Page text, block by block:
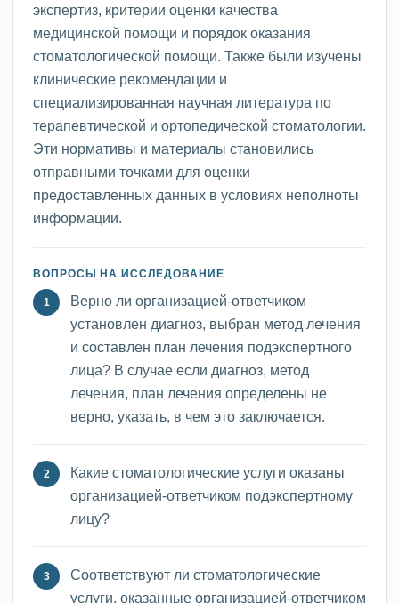
экспертиз, критерии оценки качества
медицинской помощи и порядок оказания
стоматологической помощи. Также были изучены
клинические рекомендации и
специализированная научная литература по
терапевтической и ортопедической стоматологии.
Эти нормативы и материалы становились
отправными точками для оценки
предоставленных данных в условиях неполноты
информации.
ВОПРОСЫ НА ИССЛЕДОВАНИЕ
Верно ли организацией-ответчиком
установлен диагноз, выбран метод лечения
и составлен план лечения подэкспертного
лица? В случае если диагноз, метод
лечения, план лечения определены не
верно, указать, в чем это заключается.
Какие стоматологические услуги оказаны
организацией-ответчиком подэкспертному
лицу?
Соответствуют ли стоматологические
услуги, оказанные организацией-ответчиком